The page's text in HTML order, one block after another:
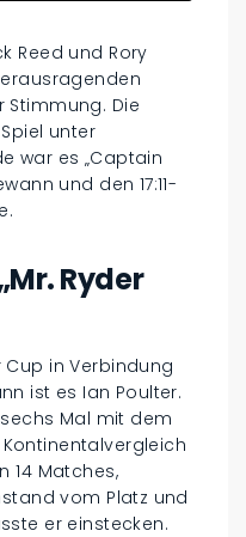
Reed und Rory
Die
unter
war es „Captain
und den 17:11-
Mr. Ryder
in Verbindung
ist es Ian Poulter.
Mal mit dem
14 Matches,
vom Platz und
er einstecken.